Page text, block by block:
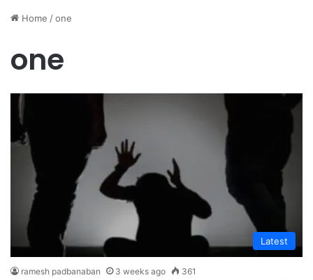
Home /one
one
Latest
ramesh padbanaban 3 weeks ago 361